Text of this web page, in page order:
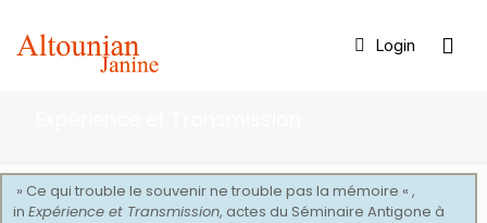
Login
» Ce qui trouble le souvenir ne trouble pas la mémoire « ,
in Expérience et Transmission, actes du Séminaire Antigone à